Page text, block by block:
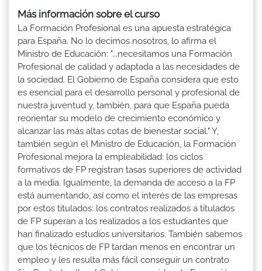
Más información sobre el curso
La Formación Profesional es una apuesta estratégica
para España. No lo decimos nosotros, lo afirma el
Ministro de Educación: "...necesitamos una Formación
Profesional de calidad y adaptada a las necesidades de
la sociedad. El Gobierno de España considera que esto
es esencial para el desarrollo personal y profesional de
nuestra juventud y, también, para que España pueda
reorientar su modelo de crecimiento económico y
alcanzar las más altas cotas de bienestar social." Y,
también según el Ministro de Educación, la Formación
Profesional mejora la empleabilidad: los ciclos
formativos de FP registran tasas superiores de actividad
a la media. Igualmente, la demanda de acceso a la FP
está aumentando, así como el interés de las empresas
por estos titulados: los contratos realizados a titulados
de FP superan a los realizados a los estudiantes que
han finalizado estudios universitarios. También sabemos
que los técnicos de FP tardan menos en encontrar un
empleo y les resulta más fácil conseguir un contrato